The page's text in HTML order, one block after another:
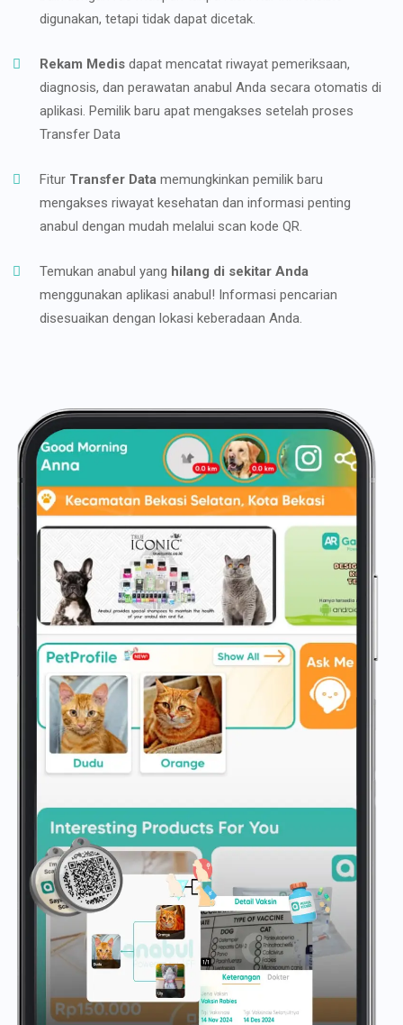
digunakan, tetapi tidak dapat dicetak.
Rekam Medis dapat mencatat riwayat pemeriksaan,
diagnosis, dan perawatan anabul Anda secara otomatis di
aplikasi. Pemilik baru apat mengakses setelah proses
Transfer Data
Fitur Transfer Data memungkinkan pemilik baru
mengakses riwayat kesehatan dan informasi penting
anabul dengan mudah melalui scan kode QR.
Temukan anabul yang hilang di sekitar Anda
menggunakan aplikasi anabul! Informasi pencarian
disesuaikan dengan lokasi keberadaan Anda.